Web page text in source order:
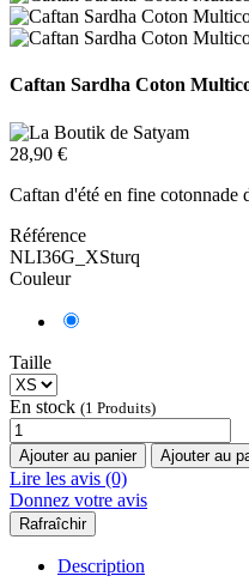
Caftan Sardha Coton
28,90 €
Caftan d'été en fine cotonnade
Référence
NLI36G_XSturq
Couleur
Taille
En stock (1 Produits)
Ajouter au panier Ajouter au
Lire les avis (0)
Donnez votre avis
Description